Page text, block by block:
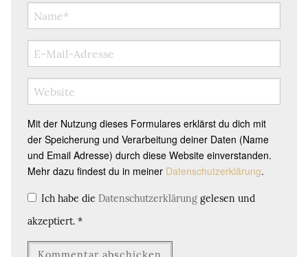
Mit der Nutzung dieses Formulares erklärst du dich mit
der Speicherung und Verarbeitung deiner Daten (Name
und Email Adresse) durch diese Website einverstanden.
Mehr dazu findest du in meiner Datenschutzerklärung.
Ich habe die Datenschutzerklärung gelesen und
akzeptiert. *